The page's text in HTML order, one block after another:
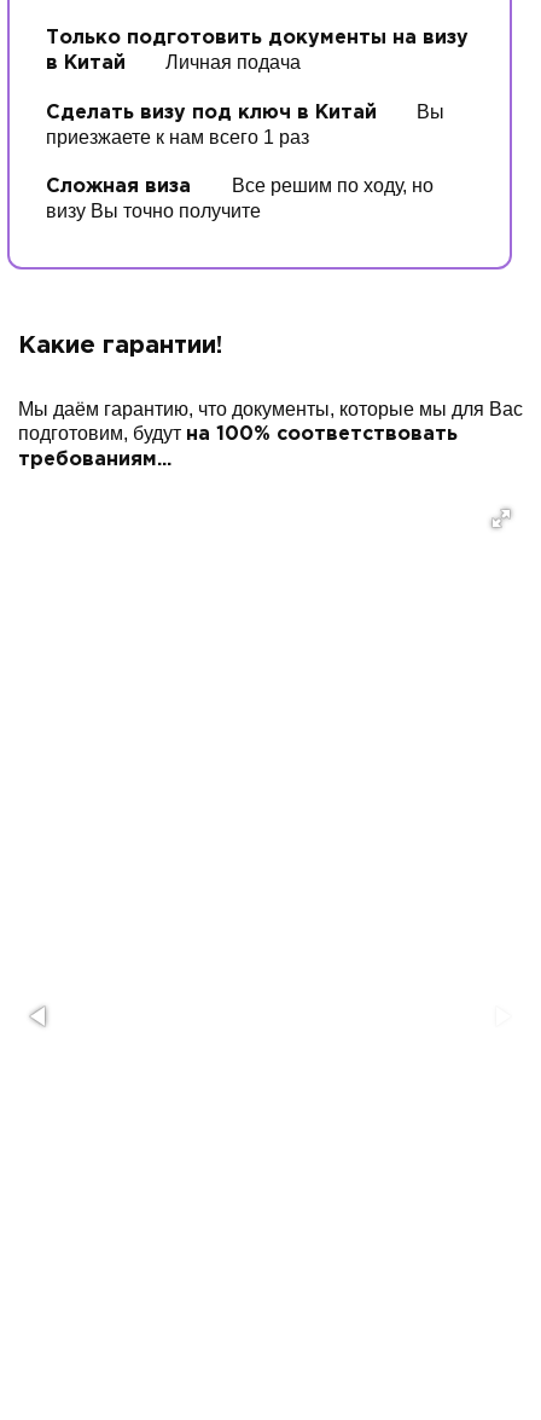
Только подготовить документы на визу
в Китай
Личная подача
Сделать визу под ключ в Китай
Вы
приезжаете к нам всего 1 раз
Сложная виза
Все решим по ходу, но
визу Вы точно получите
Какие гарантии!
Мы даём гарантию, что документы, которые мы для Вас
подготовим, будут на 100% соответствовать
требованиям...